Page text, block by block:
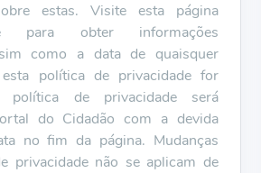
estas. Visite esta página
para obter informações
como a data de quaisquer
política de privacidade for
política de privacidade será
do Cidadão com a devida
no fim da página. Mudanças
privacidade não se aplicam de